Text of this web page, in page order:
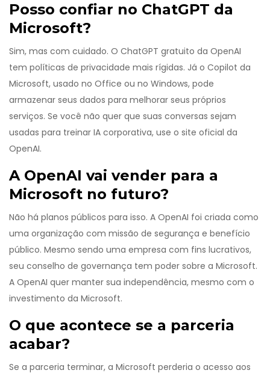
Posso confiar no ChatGPT da
Microsoft?
Sim, mas com cuidado. O ChatGPT gratuito da OpenAI
tem políticas de privacidade mais rígidas. Já o Copilot da
Microsoft, usado no Office ou no Windows, pode
armazenar seus dados para melhorar seus próprios
serviços. Se você não quer que suas conversas sejam
usadas para treinar IA corporativa, use o site oficial da
OpenAI.
A OpenAI vai vender para a
Microsoft no futuro?
Não há planos públicos para isso. A OpenAI foi criada como
uma organização com missão de segurança e benefício
público. Mesmo sendo uma empresa com fins lucrativos,
seu conselho de governança tem poder sobre a Microsoft.
A OpenAI quer manter sua independência, mesmo com o
investimento da Microsoft.
O que acontece se a parceria
acabar?
Se a parceria terminar, a Microsoft perderia o acesso aos